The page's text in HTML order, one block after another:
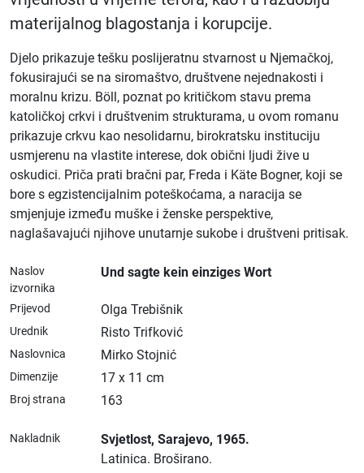
materijalnog blagostanja i korupcije.
Djelo prikazuje tešku poslijeratnu stvarnost u Njemačkoj,
fokusirajući se na siromaštvo, društvene nejednakosti i
moralnu krizu. Böll, poznat po kritičkom stavu prema
katoličkoj crkvi i društvenim strukturama, u ovom romanu
prikazuje crkvu kao nesolidarnu, birokratsku instituciju
usmjerenu na vlastite interese, dok obični ljudi žive u
oskudici. Priča prati bračni par, Freda i Käte Bogner, koji se
bore s egzistencijalnim poteškoćama, a naracija se
smjenjuje između muške i ženske perspektive,
naglašavajući njihove unutarnje sukobe i društveni pritisak.
Naslov
izvornika
Und sagte kein einziges Wort
Prijevod Olga Trebišnik
Urednik Risto Trifković
Naslovnica Mirko Stojnić
Dimenzije 17 x 11 cm
Broj strana 163
Nakladnik Svjetlost, Sarajevo, 1965.
Latinica. Broširano.